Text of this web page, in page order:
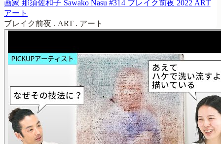
画家 那須佐和子 Sawako Nasu #314 ブレイク前夜 2022 ART
アート
ブレイク前夜 . ART . アート